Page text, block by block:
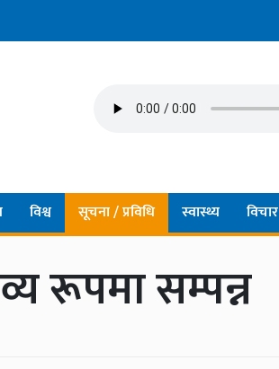
विश्व सूचना / प्रविधि स्वास्थ्य विचार
रूपमा सम्पन्न